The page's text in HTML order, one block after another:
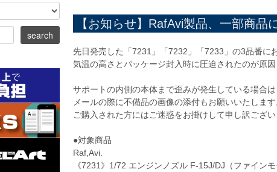
【お知らせ】RafAvi製品、一部商
先日発売した「7231」「7232」「7233」の3品番に
気温の高さとパッケージ封入時に圧迫されたのが原因
サポートの内側の本体まで歪みが発生している場合
メールの際に不備品の画像の添付もお願いいたします
ご購入された方にはご迷惑をお掛けして申し訳ござ
●対象商品
Raf,Avi.
《7231》1/72 エンジンノズル F-15J/DJ（ファインモ